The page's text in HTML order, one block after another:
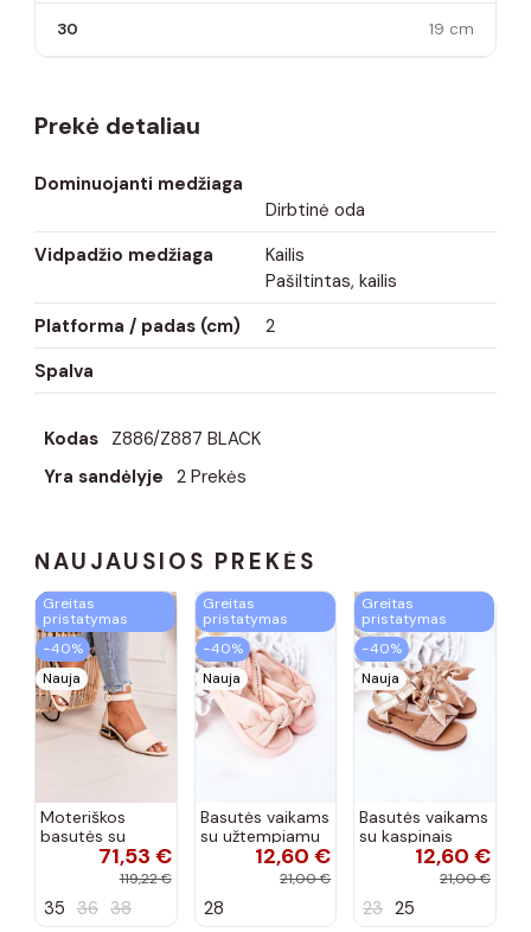
30 19 cm
Prekė detaliau
Dominuojanti medžiaga
Dirbtinė oda
Vidpadžio medžiaga
Kailis
Pašiltintas, kailis
Platforma / padas (cm)
2
Spalva
Kodas
Z886/Z887 BLACK
Yra sandėlyje 2 Prekės
NAUJAUSIOS PREKĖS
Greitas
pristatymas
−40%
Nauja
Moteriškos
basutės su
aukso spalvos
kulniukais Laura
spalvos
71,53 €
119,22 €
35 36 38
Greitas
pristatymas
−40%
Nauja
Basutės vaikams
su užtempiamu
užsegimu
rožinės spalvos
12,60 €
21,00 €
28
Greitas
pristatymas
−40%
Nauja
Basutės vaikams
su kaspinais
aukso spalvos
12,60 €
21,00 €
23 25